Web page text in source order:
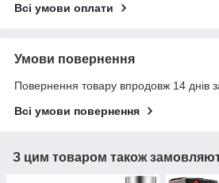
Всі умови оплати
Умови повернення
Повернення товару впродовж 14 днів
Всі умови повернення
З цим товаром також